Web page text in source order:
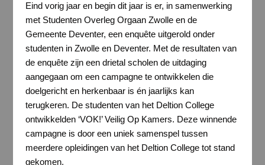
Eind vorig jaar en begin dit jaar is er, in samenwerking
met Studenten Overleg Orgaan Zwolle en de
Gemeente Deventer, een enquête uitgerold onder
studenten in Zwolle en Deventer. Met de resultaten van
de enquête zijn een drietal scholen de uitdaging
aangegaan om een campagne te ontwikkelen die
doelgericht en herkenbaar is én jaarlijks kan
terugkeren. De studenten van het Deltion College
ontwikkelden ‘VOK!’ Veilig Op Kamers. Deze winnende
campagne is door een uniek samenspel tussen
meerdere opleidingen van het Deltion College tot stand
gekomen.